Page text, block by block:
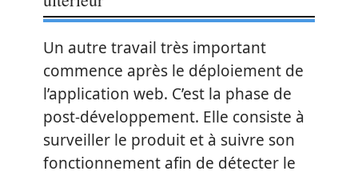
Un autre travail très important
commence après le déploiement de
l’application web. C’est la phase de
post-développement. Elle consiste à
surveiller le produit et à suivre son
fonctionnement afin de détecter le